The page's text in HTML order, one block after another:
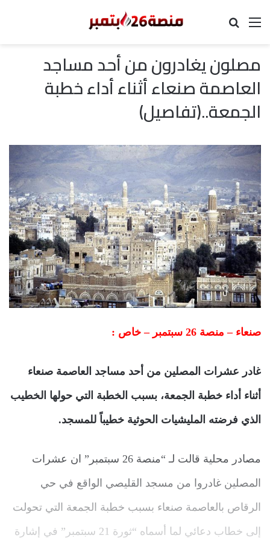
القائمة
مصلون يغادرون من أحد مساجد
العاصمة صنعاء أثناء أداء خطبة
الجمعة..(تفاصيل)
صنعاء – منصة 26 سبتمبر – خاص :
غادر عشرات المصلين من أحد مساجد العاصمة صنعاء
أثناء أداء خطبة الجمعة، بسبب الخطبة التي حولها الخطيب
الذي فرضته المليشيات الحوثية خطيباً للمسجد.
مصادر محلية قالت لـ “منصة 26 سبتمبر” ان عشرات
المصلين غادروا من مسجد القليصي الواقع في حي
الرقاص بالعاصمة صنعاء بسبب خطبة الجمعة التي تحولت
إلى خطاب دعائي لما أسماه “ثورة 21 سبتمبر” في إشارة